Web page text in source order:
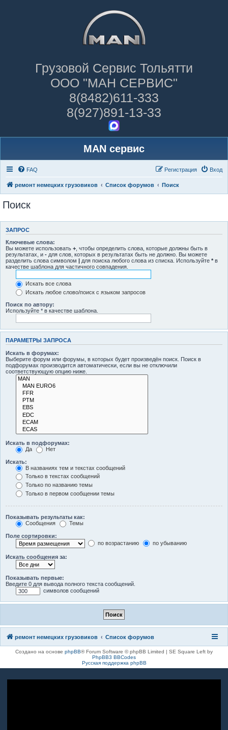
Грузовой Сервис Тольятти
ООО "МАН СЕРВИС"
8(8482)611-333
8(927)891-13-33
MAN сервис
FAQ Вход
Регистрация
ремонт немецких грузовиков Список форумов Поиск
Поиск
ЗАПРОС
Ключевые слова:
Вы можете использовать + , чтобы определить слова, которые должны быть в
результатах, и - для слов, которых в результатах быть не должно. Вы можете
разделить слова символом | для поиска любого слова из списка. Используйте * в
качестве шаблона для частичного совпадения.
Искать все слова
Искать любое слово/поиск с языком запросов
Поиск по автору:
Используйте * в качестве шаблона.
ПАРАМЕТРЫ ЗАПРОСА
Искать в форумах:
Выберите форум или форумы, в которых будет произведён поиск. Поиск в
подфорумах производится автоматически, если вы не отключили
соответствующую опцию ниже.
Искать в подфорумах:
Да
Нет
Искать:
В названиях тем и текстах сообщений
Только в текстах сообщений
Только по названию темы
Только в первом сообщении темы
Показывать результаты как:
Сообщения
Темы
Поле сортировки:
по возрастанию
по убыванию
Искать сообщения за:
Показывать первые:
Введите 0 для вывода полного текста сообщений.
символов сообщений
ремонт немецких грузовиков Список форумов
Создано на основе phpBB® Forum Software © phpBB Limited | SE Square Left by
PhpBB3 BBCodes
Русская поддержка phpBB